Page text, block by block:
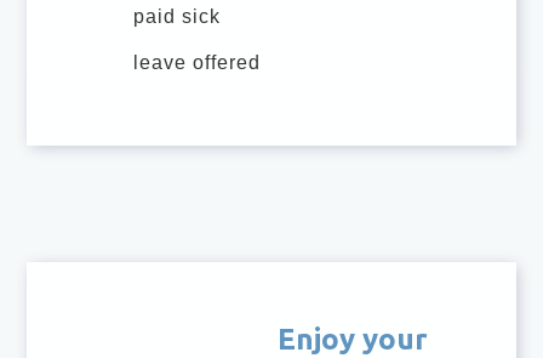
paid sick
leave offered
Enjoy your